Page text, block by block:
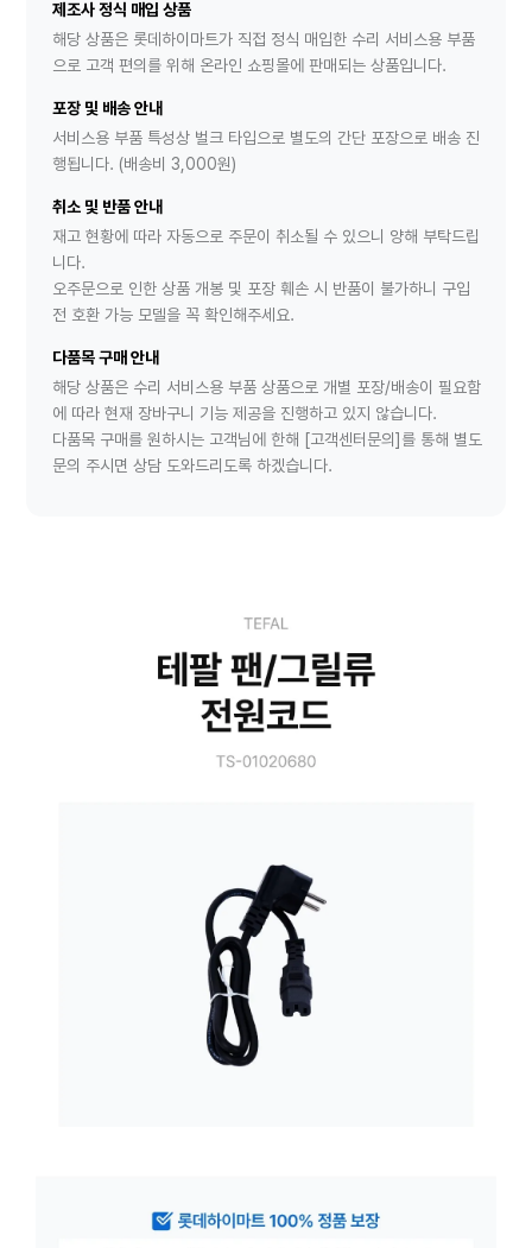
제조사 정식 매입 상품
해당 상품은 롯데하이마트가 직접 정식 매입한 수리 서비스용 부품
으로 고객 편의를 위해 온라인 쇼핑몰에 판매되는 상품입니다.
포장 및 배송 안내
서비스용 부품 특성상 벌크 타입으로 별도의 간단 포장으로 배송 진
행됩니다. (배송비 3,000원)
취소 및 반품 안내
재고 현황에 따라 자동으로 주문이 취소될 수 있으니 양해 부탁드립
니다.
오주문으로 인한 상품 개봉 및 포장 훼손 시 반품이 불가하니 구입
전 호환 가능 모델을 꼭 확인해주세요.
다품목 구매 안내
해당 상품은 수리 서비스용 부품 상품으로 개별 포장/배송이 필요함
에 따라 현재 장바구니 기능 제공을 진행하고 있지 않습니다.
다품목 구매를 원하시는 고객님에 한해 [고객센터문의]를 통해 별도
문의 주시면 상담 도와드리도록 하겠습니다.